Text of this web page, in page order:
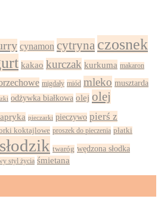
cynamon cytryna czosnek
kakao kurczak kurkuma makaron
migdały miód mleko musztarda
odżywka białkowa olej olej
pieczarki pieczywo pierś z
koktajlowe proszek do pieczenia płatki
słodzik twaróg wędzona słodka
styl życia śmietana